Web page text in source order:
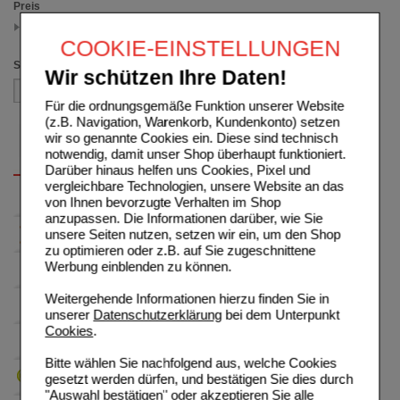
COOKIE-EINSTELLUNGEN
Wir schützen Ihre Daten!
Für die ordnungsgemäße Funktion unserer Website
(z.B. Navigation, Warenkorb, Kundenkonto) setzen
wir so genannte Cookies ein. Diese sind technisch
notwendig, damit unser Shop überhaupt funktioniert.
Darüber hinaus helfen uns Cookies, Pixel und
vergleichbare Technologien, unsere Website an das
von Ihnen bevorzugte Verhalten im Shop
anzupassen. Die Informationen darüber, wie Sie
unsere Seiten nutzen, setzen wir ein, um den Shop
zu optimieren oder z.B. auf Sie zugeschnittene
Werbung einblenden zu können.
Weitergehende Informationen hierzu finden Sie in
unserer Datenschutzerklärungbei dem Unterpunkt
Cookies.
Bitte wählen Sie nachfolgend aus, welche Cookies
gesetzt werden dürfen, und bestätigen Sie dies durch
"Auswahl bestätigen" oder akzeptieren Sie alle
Preis
Sortieren nach